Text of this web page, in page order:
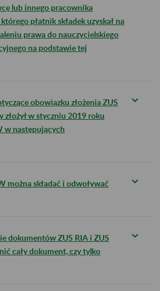
lub innego pracownika
płatnik składek uzyskał na
prawa do nauczycielskiego
na podstawie tej
obowiązku złożenia ZUS
złożył w styczniu 2019 roku
w następujących
można składać i odwoływać
dokumentów ZUS RIA i ZUS
cały dokument, czy tylko